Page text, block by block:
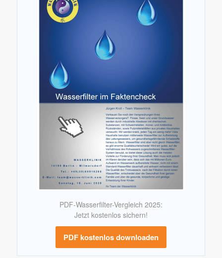
PDF-Wasserfilter-Vergleich 2025:
Jetzt kostenlos sichern!
PDF kostenlos downloaden